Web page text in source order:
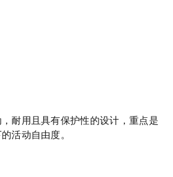
耐用且具有保护性的设计，重点是
活动自由度。